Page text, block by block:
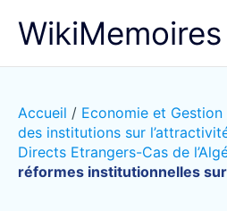
WikiMemoires
Accueil / Economie et Gestion
des institutions sur
Directs Etrangers-Cas de
réformes institutionnelles